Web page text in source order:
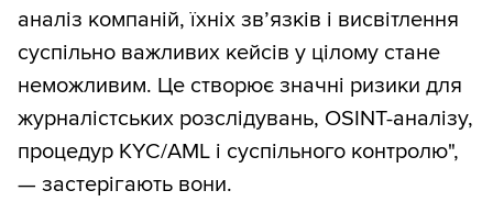
аналіз компаній, їхніх зв’язків і висвітлення
суспільно важливих кейсів у цілому стане
неможливим. Це створює значні ризики для
журналістських розслідувань, OSINT-аналізу,
процедур KYC/AML і суспільного контролю",
— застерігають вони.